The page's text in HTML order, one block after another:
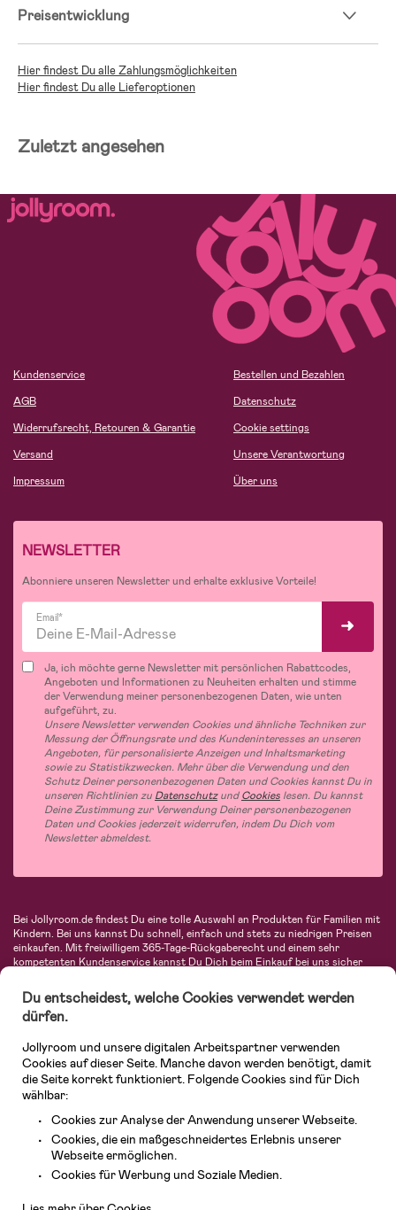
Preisentwicklung
Hier findest Du alle Zahlungsmöglichkeiten
Hier findest Du alle Lieferoptionen
Zuletzt angesehen
Kundenservice
AGB
Widerrufsrecht, Retouren & Garantie
Versand
Impressum
Bestellen und Bezahlen
Datenschutz
Cookie settings
Unsere Verantwortung
Über uns
NEWSLETTER
Abonniere unseren Newsletter und erhalte exklusive Vorteile!
Email*
Ja, ich möchte gerne Newsletter mit persönlichen Rabattcodes,
Angeboten und Informationen zu Neuheiten erhalten und stimme
der Verwendung meiner personenbezogenen Daten, wie unten
aufgeführt, zu.
Unsere Newsletter verwenden Cookies und ähnliche Techniken zur
Messung der Öffnungsrate und des Kundeninteresses an unseren
Angeboten, für personalisierte Anzeigen und Inhaltsmarketing
sowie zu Statistikzwecken. Mehr über die Verwendung und den
Schutz Deiner personenbezogenen Daten und Cookies kannst Du in
unseren Richtlinien zu DatenschutzundCookies lesen. Du kannst
Deine Zustimmung zur Verwendung Deiner personenbezogenen
Daten und Cookies jederzeit widerrufen, indem Du Dich vom
Newsletter abmeldest.
Bei Jollyroom.de findest Du eine tolle Auswahl an Produkten für Familien mit
Kindern. Bei uns kannst Du schnell, einfach und stets zu niedrigen Preisen
einkaufen. Mit freiwilligem 365-Tage-Rückgaberecht und einem sehr
kompetenten Kundenservice kannst Du Dich beim Einkauf bei uns sicher
Autositze, Kinder- und Babymode, Produkte für Mütter und eine Menge
fantastischer Einrichtungsgegenstände, Spielsachen, Babyprodukte und
vieles mehr. Wir haben Produkte von bekannten Herstellern wie Britax, Maxi-
Avent, Jack Wolfskin, Cybex, LEGO und vielen mehr. Schau Dich um in
unserer vielfältigen Online-Boutique für Kinder & Babys. Willkommen!
Du entscheidest, welche Cookies verwendet werden
dürfen.
Jollyroom und unsere digitalen Arbeitspartner verwenden
Cookies auf dieser Seite. Manche davon werden benötigt, damit
die Seite korrekt funktioniert. Folgende Cookies sind für Dich
wählbar:
Cookies zur Analyse der Anwendung unserer Webseite.
Cookies, die ein maßgeschneidertes Erlebnis unserer
Webseite ermöglichen.
Cookies für Werbung und Soziale Medien.